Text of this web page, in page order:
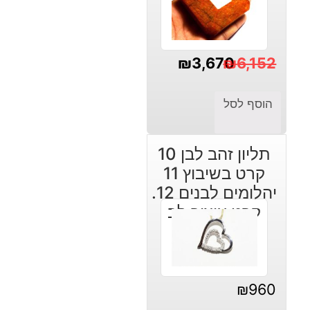
₪6,152
המקורי
₪6,152.
₪3,670
הנוכחי
₪3,670.
הוסף לסל
תליון זהב לבן 10
קרט בשיבוץ 11
יהלומים לבנים 12.
קרט עיצוב לב
₪960